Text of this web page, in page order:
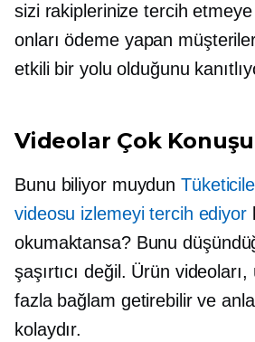
sizi rakiplerinize tercih
onları ödeme yapan
etkili bir yolu olduğunu
Videolar Çok
Bunu biliyor muydun
videosu izlemeyi tercih ediyor
okumaktansa? Bunu
şaşırtıcı değil. Ürün
fazla bağlam getirebilir ve
kolaydır.